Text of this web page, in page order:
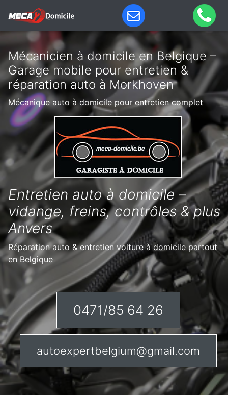
Mécanicien à domicile en Belgique –
Garage mobile pour entretien &
réparation auto à Morkhoven
Mécanique auto à domicile pour entretien complet
Entretien auto à domicile –
vidange, freins, contrôles & plus
Anvers
Réparation auto & entretien voiture à domicile partout
en Belgique
0471/85 64 26
autoexpertbelgium@gmail.com